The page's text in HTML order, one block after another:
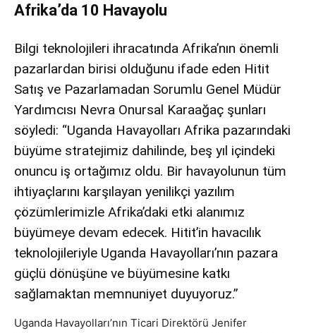
Afrika’da 10 Havayolu
Bilgi teknolojileri ihracatında Afrika’nın önemli
pazarlardan birisi olduğunu ifade eden Hitit
Satış ve Pazarlamadan Sorumlu Genel Müdür
Yardımcısı Nevra Onursal Karaağaç şunları
söyledi: “Uganda Havayolları Afrika pazarındaki
büyüme stratejimiz dahilinde, beş yıl içindeki
onuncu iş ortağımız oldu. Bir havayolunun tüm
ihtiyaçlarını karşılayan yenilikçi yazılım
çözümlerimizle Afrika’daki etki alanımız
büyümeye devam edecek. Hitit’in havacılık
teknolojileriyle Uganda Havayolları’nın pazara
güçlü dönüşüne ve büyümesine katkı
sağlamaktan memnuniyet duyuyoruz.”
Uganda Havayolları’nın Ticari Direktörü Jenifer